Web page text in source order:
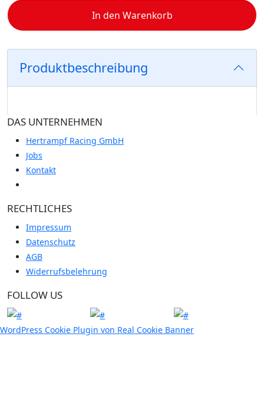
In den Warenkorb
Produktbeschreibung
DAS UNTERNEHMEN
Hertrampf Racing GmbH
Jobs
Kontakt
RECHTLICHES
Impressum
Datenschutz
AGB
Widerrufsbelehrung
FOLLOW US
WordPress Cookie Plugin von Real Cookie Banner